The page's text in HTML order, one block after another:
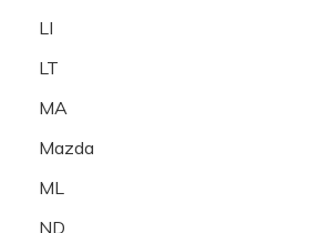
LI
LT
MA
Mazda
ML
ND